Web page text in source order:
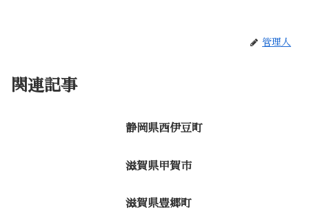
管理人
関連記事
静岡県西伊豆町
滋賀県甲賀市
滋賀県豊郷町